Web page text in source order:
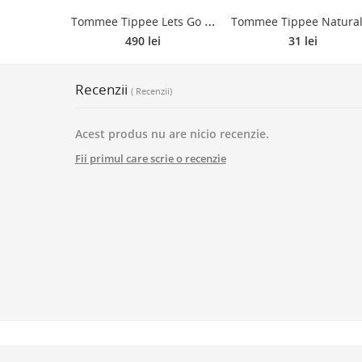
T
ommee Tippee Lets Go încălzitor pentru biberon 1 buc
490 lei 31 lei
Recenzii ( Recenzii)
Acest produs nu are nicio recenzie.
Fii primul care scrie o recenzie